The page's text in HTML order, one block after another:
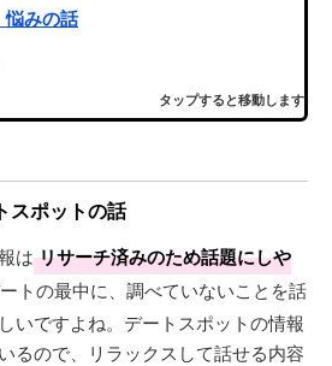
悩みの話
タップすると移動します
スポットの話
は リサーチ済みのため話題にしや
トの最中に、調べていないことを話
いですよね。デートスポットの情報
るので、リラックスして話せる内容